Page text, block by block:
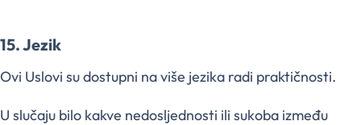
15. Jezik
Ovi Uslovi su dostupni na više jezika radi praktičnosti.
U slučaju bilo kakve nedosljednosti ili sukoba između